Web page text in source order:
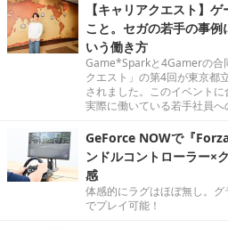
【キャリアクエスト】
こと。セガの若手の事
いう働き方
Game*Sparkと4Gamerの合
クエスト」の第4回が東京都
されました。このイベント
実際に働いている若手社員へ
GeForce NOWで『
ンドルコントローラー×
感
体感的にラグはほぼ無し。
でプレイ可能！